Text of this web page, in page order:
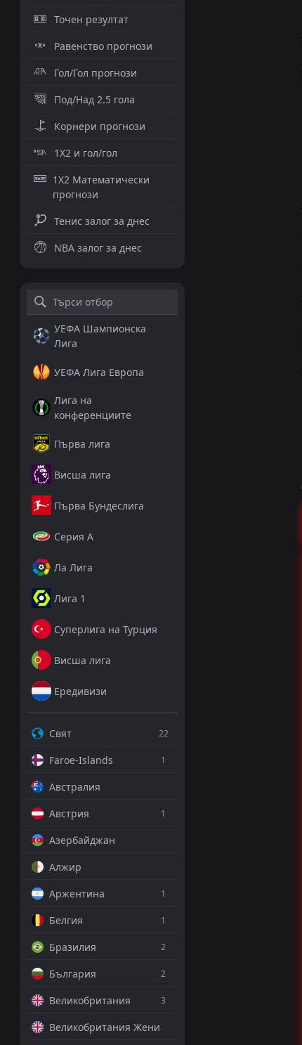
Точен резултат
Равенство прогнози
Гол/Гол прогнози
Под/Над 2.5 гола
Корнери прогнози
1X2 и гол/гол
1X2 Математически
прогнози
Тенис залог за днес
NBA залог за днес
УЕФА Шампионска
Лига
УЕФА Лига Европа
Лига на
конференциите
Първа лига
Висша лига
Първа Бундеслига
Серия А
Ла Лига
Лига 1
Суперлига на Турция
Висша лига
Ередивизи
Свят 22
Faroe-Islands 1
Австралия
Австрия
1
Азербайджан
Алжир
Аржентина
1
Белгия 1
Бразилия 2
България 2
Великобритания 3
Великобритания Жени